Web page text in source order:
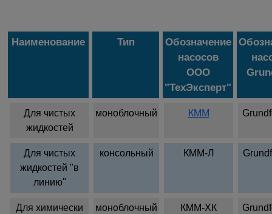
Наименование Тип
Обозначение
насосов
ООО
"ТехЭксперт"
Для чистых
жидкостей
моноблочный КММ
Для чистых
жидкостей "в
линию"
консольный КММ-Л
Для химически
моноблочный
КММ-ХК